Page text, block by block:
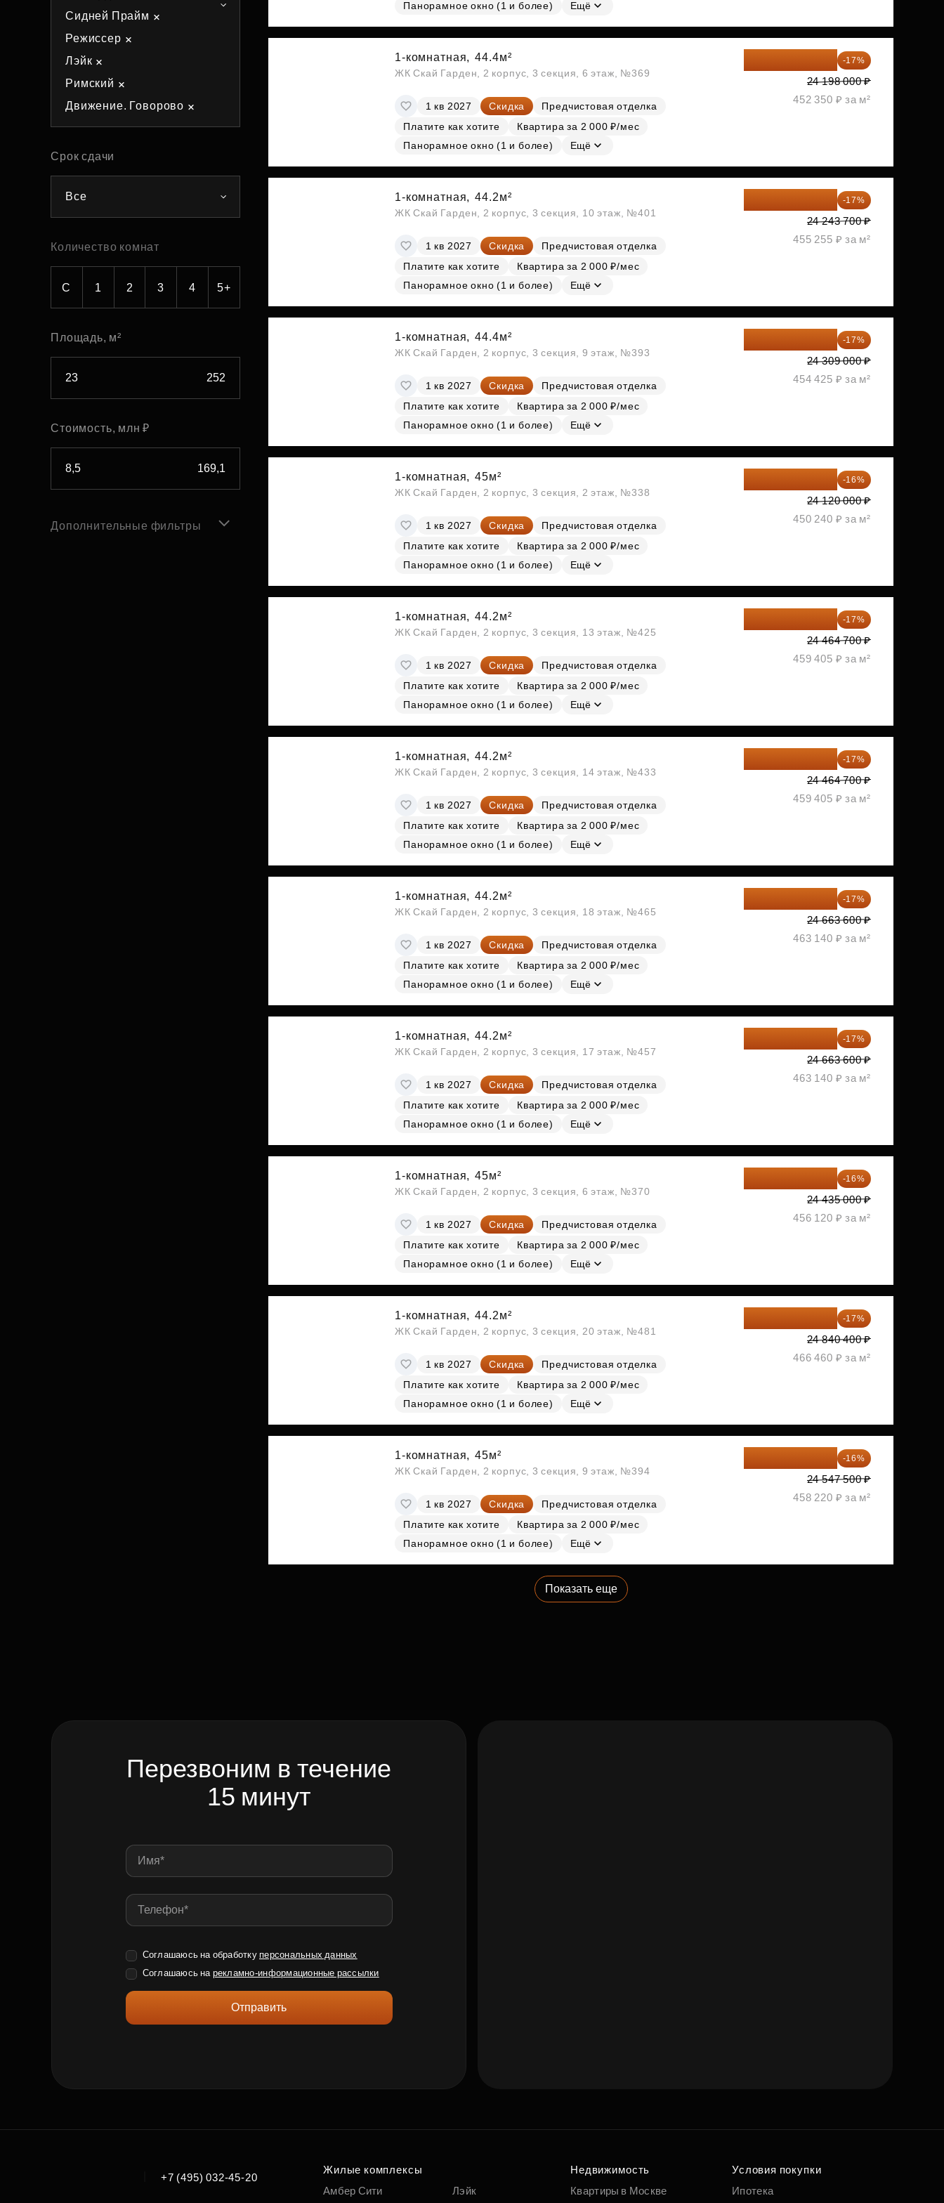
Рефинансирование
Субсидии
Сидней Прайм
Режиссер
Лэйк
Римский
Движение. Говорово
Срок сдачи
Все
Количество комнат
С 1 2 3 4 5+
Площадь, м²
Стоимость, млн ₽
Дополнительные фильтры
Панорамное окно (1 и более)
Ещё
1-комнатная, 44.4м²
ЖК Скай Гарден, 2 корпус, 3 секция, 6 этаж, №369
1 кв 2027 Скидка
Предчистовая отделка
Платите как хотите
Квартира за 2 000 ₽/мес
Панорамное окно (1 и более)
Ещё
-17%
24 198 000 ₽
452 350 ₽ за м²
1-комнатная, 44.2м²
ЖК Скай Гарден, 2 корпус, 3 секция, 10 этаж, №401
1 кв 2027 Скидка
Предчистовая отделка
Платите как хотите
Квартира за 2 000 ₽/мес
Панорамное окно (1 и более)
Ещё
-17%
24 243 700 ₽
455 255 ₽ за м²
1-комнатная, 44.4м²
ЖК Скай Гарден, 2 корпус, 3 секция, 9 этаж, №393
1 кв 2027 Скидка
Предчистовая отделка
Платите как хотите
Квартира за 2 000 ₽/мес
Панорамное окно (1 и более)
Ещё
-17%
24 309 000 ₽
454 425 ₽ за м²
1-комнатная, 45м²
ЖК Скай Гарден, 2 корпус, 3 секция, 2 этаж, №338
1 кв 2027 Скидка
Предчистовая отделка
Платите как хотите
Квартира за 2 000 ₽/мес
Панорамное окно (1 и более)
Ещё
-16%
24 120 000 ₽
450 240 ₽ за м²
1-комнатная, 44.2м²
ЖК Скай Гарден, 2 корпус, 3 секция, 13 этаж, №425
1 кв 2027 Скидка
Предчистовая отделка
Платите как хотите
Квартира за 2 000 ₽/мес
Панорамное окно (1 и более)
Ещё
-17%
24 464 700 ₽
459 405 ₽ за м²
1-комнатная, 44.2м²
ЖК Скай Гарден, 2 корпус, 3 секция, 14 этаж, №433
1 кв 2027 Скидка
Предчистовая отделка
Платите как хотите
Квартира за 2 000 ₽/мес
Панорамное окно (1 и более)
Ещё
-17%
24 464 700 ₽
459 405 ₽ за м²
1-комнатная, 44.2м²
ЖК Скай Гарден, 2 корпус, 3 секция, 18 этаж, №465
1 кв 2027 Скидка
Предчистовая отделка
Платите как хотите
Квартира за 2 000 ₽/мес
Панорамное окно (1 и более)
Ещё
-17%
24 663 600 ₽
463 140 ₽ за м²
1-комнатная, 44.2м²
ЖК Скай Гарден, 2 корпус, 3 секция, 17 этаж, №457
1 кв 2027 Скидка
Предчистовая отделка
Платите как хотите
Квартира за 2 000 ₽/мес
Панорамное окно (1 и более)
Ещё
-17%
24 663 600 ₽
463 140 ₽ за м²
1-комнатная, 45м²
ЖК Скай Гарден, 2 корпус, 3 секция, 6 этаж, №370
1 кв 2027 Скидка
Предчистовая отделка
Платите как хотите
Квартира за 2 000 ₽/мес
Панорамное окно (1 и более)
Ещё
-16%
24 435 000 ₽
456 120 ₽ за м²
1-комнатная, 44.2м²
ЖК Скай Гарден, 2 корпус, 3 секция, 20 этаж, №481
1 кв 2027 Скидка
Предчистовая отделка
Платите как хотите
Квартира за 2 000 ₽/мес
Панорамное окно (1 и более)
Ещё
-17%
24 840 400 ₽
466 460 ₽ за м²
1-комнатная, 45м²
ЖК Скай Гарден, 2 корпус, 3 секция, 9 этаж, №394
1 кв 2027 Скидка
Предчистовая отделка
Платите как хотите
Квартира за 2 000 ₽/мес
Панорамное окно (1 и более)
Ещё
-16%
24 547 500 ₽
458 220 ₽ за м²
Показать еще
Перезвоним в течение
15 минут
Соглашаюсь на обработку персональных данных
Соглашаюсь на рекламно-информационные рассылки
Отправить
+7 (495) 032-45-20
Жилые комплексы
Амбер Сити
Лэйк
Недвижимость
Квартиры в Москве
Условия покупки
Ипотека